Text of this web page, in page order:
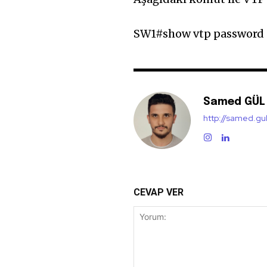
SW1#show vtp password
Samed GÜL
http://
CEVAP VER